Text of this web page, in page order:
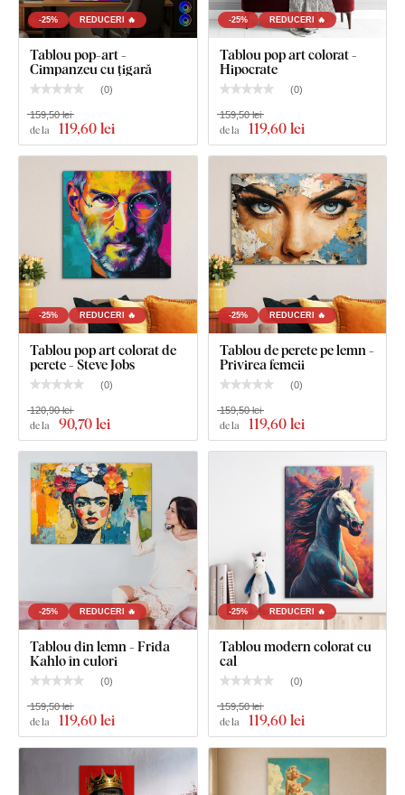
Portret colorat pop art - Michael Jackson
Cârlig(e) montat(e) în prealabil pe partea din spate a
tabloului
Instrucțiuni clare pentru montaj
-25% REDUCERI 🔥
Tablou pop-art -
Cimpanzeu cu țigară
(0)
de la 119,60 lei
159,50 lei
-25% REDUCERI 🔥
Tablou pop art colorat -
Hipocrate
(0)
de la 119,60 lei
159,50 lei
-25% REDUCERI 🔥
Tablou pop art colorat de
perete - Steve Jobs
(0)
de la 90,70 lei
120,90 lei
-25% REDUCERI 🔥
Tablou de perete pe lemn -
Privirea femeii
(0)
de la 119,60 lei
159,50 lei
-25% REDUCERI 🔥
Tablou din lemn - Frida
Kahlo în culori
(0)
de la 119,60 lei
159,50 lei
-25% REDUCERI 🔥
Tablou modern colorat cu
cal
(0)
de la 119,60 lei
159,50 lei